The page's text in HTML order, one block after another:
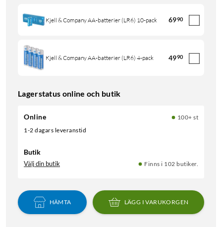
Kjell & Company AA-batterier (LR6) 10-pack 6990
Kjell & Company AA-batterier (LR6) 4-pack 4990
Lagerstatus online och butik
Online
100+ st
1-2 dagars leveranstid
Butik
Välj din butik Finns i 102 butiker.
HÄMTA LÄGG I VARUKORGEN